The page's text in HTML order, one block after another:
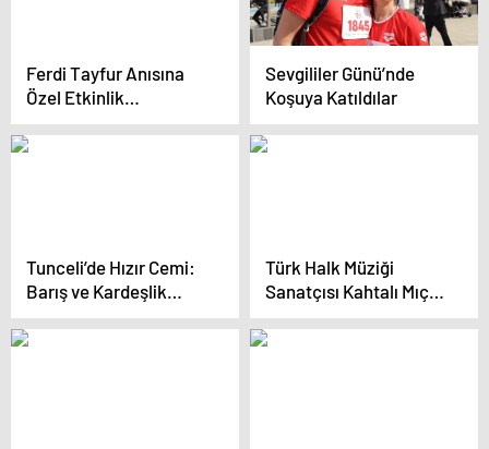
Ferdi Tayfur Anısına
Özel Etkinlik
Düzenlendi
Sevgililer Günü’nde
Koşuya Katıldılar
Tunceli’de Hızır Cemi:
Barış ve Kardeşlik
Mesajı Verildi
Türk Halk Müziği
Sanatçısı Kahtalı Mıçe
Hayatını Kaybetti